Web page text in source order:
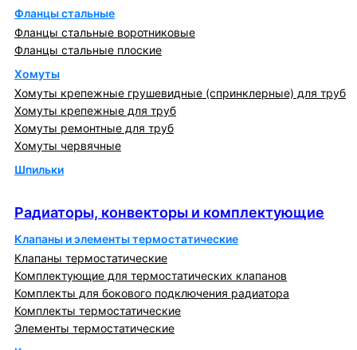
Фланцы стальные
Фланцы стальные воротниковые
Фланцы стальные плоские
Хомуты
Хомуты крепежные грушевидные (спринклерные) для труб
Хомуты крепежные для труб
Хомуты ремонтные для труб
Хомуты червячные
Шпильки
Радиаторы, конвекторы и комплектующие
Клапаны и элементы термостатические
Клапаны термостатические
Комплектующие для термостатических клапанов
Комплекты для бокового подключения радиатора
Комплекты термостатические
Элементы термостатические